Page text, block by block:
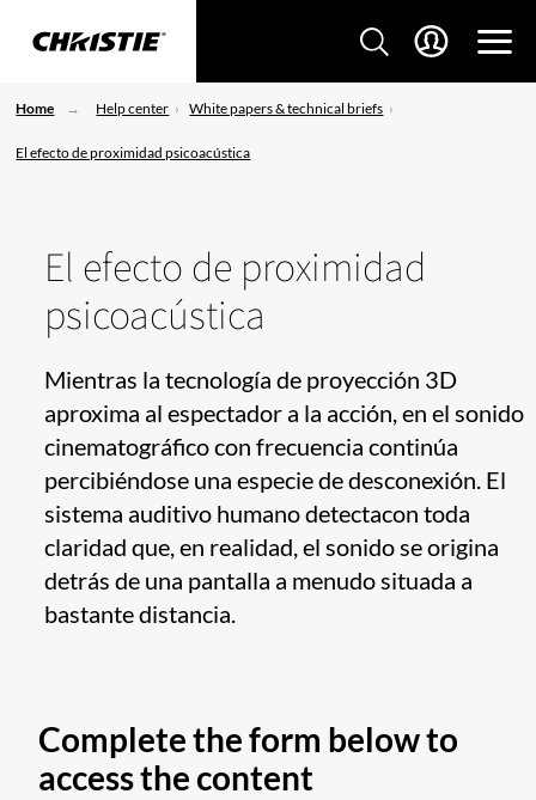
Home Help center White papers & technical briefs
El efecto de proximidad psicoacústica
El efecto de proximidad
psicoacústica
Mientras la tecnología de proyección 3D
aproxima al espectador a la acción, en el sonido
cinematográfico con frecuencia continúa
percibiéndose una especie de desconexión. El
sistema auditivo humano detectacon toda
claridad que, en realidad, el sonido se origina
detrás de una pantalla a menudo situada a
bastante distancia.
Complete the form below to
access the content